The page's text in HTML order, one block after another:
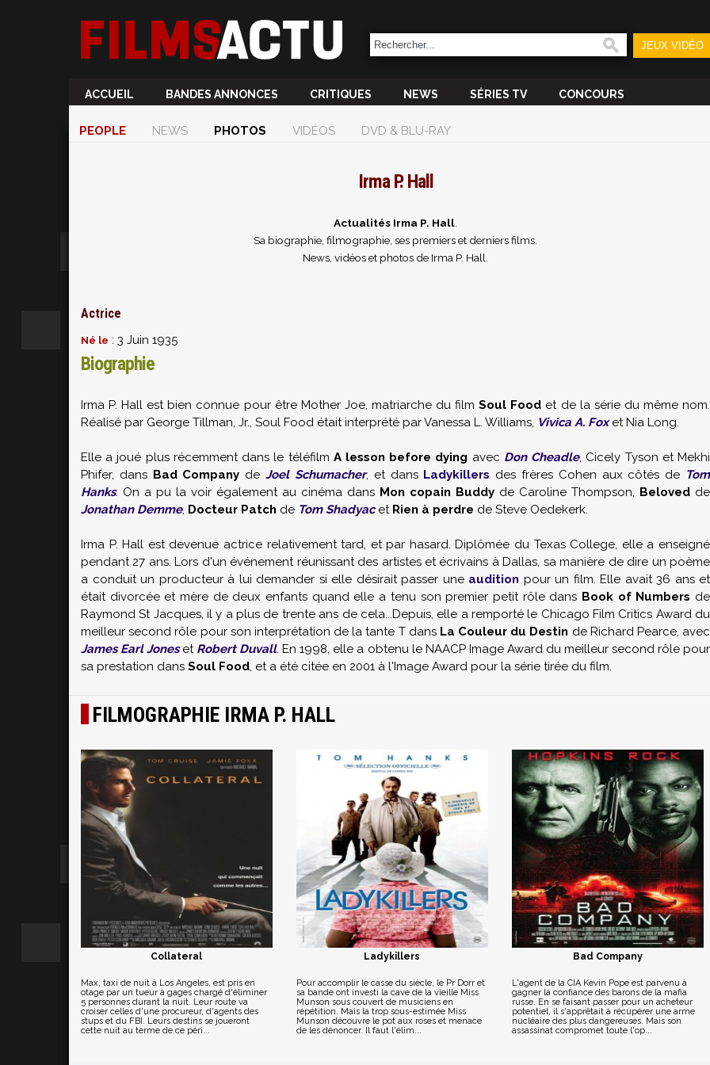
JEUX VIDÉO
ACCUEIL BANDES ANNONCES CRITIQUES NEWS SÉRIES TV CONCOURS
PEOPLE NEWS PHOTOS VIDÉOS DVD & BLU-RAY
Irma P. Hall
Actualités Irma P. Hall
Sa biographie, filmographie, ses premiers et derniers films.
News, vidéos et photos de Irma P. Hall.
Actrice
Né le : 3 Juin 1935
Biographie
Irma P. Hall est bien connue pour être Mother Joe, matriarche du filmSoul Food et de la série du même nom.
Réalisé par George Tillman, Jr., Soul Food était interprété par Vanessa L. Williams, Vivica A. Foxet Nia Long.
Elle a joué plus récemment dans le téléfilm A lesson before dying avec Don Cheadle, Cicely Tyson et Mekhi
Phifer, dans Bad Company deJoel Schumacher, et dans Ladykillers des frères Cohen aux côtés de Tom
Hanks. On a pu la voir également au cinéma dans Mon copain Buddy de Caroline Thompson, Beloved de
Jonathan Demme, Docteur Patch de Tom Shadyacet Rien à perdre de Steve Oedekerk.
Irma P. Hall est devenue actrice relativement tard, et par hasard. Diplômée du Texas College, elle a enseigné
pendant 27 ans. Lors d'un événement réunissant des artistes et écrivains à Dallas, sa manière de dire un poème
a conduit un producteur à lui demander si elle désirait passer une audition pour un film. Elle avait 36 ans et
était divorcée et mère de deux enfants quand elle a tenu son premier petit rôle dans Book of Numbers de
Raymond St Jacques, il y a plus de trente ans de cela...Depuis, elle a remporté le Chicago Film Critics Award du
meilleur second rôle pour son interprétation de la tante T dans La Couleur du Destin de Richard Pearce, avec
James Earl Joneset Robert Duvall. En 1998, elle a obtenu le NAACP Image Award du meilleur second rôle pour
sa prestation dans Soul Food, et a été citée en 2001 à l'Image Award pour la série tirée du film.
FILMOGRAPHIE IRMA P. HALL
Collateral
Max, taxi de nuit à Los Angeles, est pris en
otage par un tueur à gages chargé d'éliminer
5 personnes durant la nuit. Leur route va
croiser celles d'une procureur, d'agents des
stups et du FBI. Leurs destins se joueront
cette nuit au terme de ce péri...
Ladykillers
Pour accomplir le casse du siècle, le Pr Dorr et
sa bande ont investi la cave de la vieille Miss
Munson sous couvert de musiciens en
répétition. Mais la trop sous-estimée Miss
Munson découvre le pot aux roses et menace
de les dénoncer. Il faut l'élim...
Bad Company
L'agent de la CIA Kevin Pope est parvenu à
gagner la confiance des barons de la mafia
russe. En se faisant passer pour un acheteur
potentiel, il s'apprêtait à récupérer une arme
nucléaire des plus dangereuses. Mais son
assassinat compromet toute l'op...